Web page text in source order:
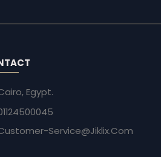
Egypt.
Service@Jiklix.Com